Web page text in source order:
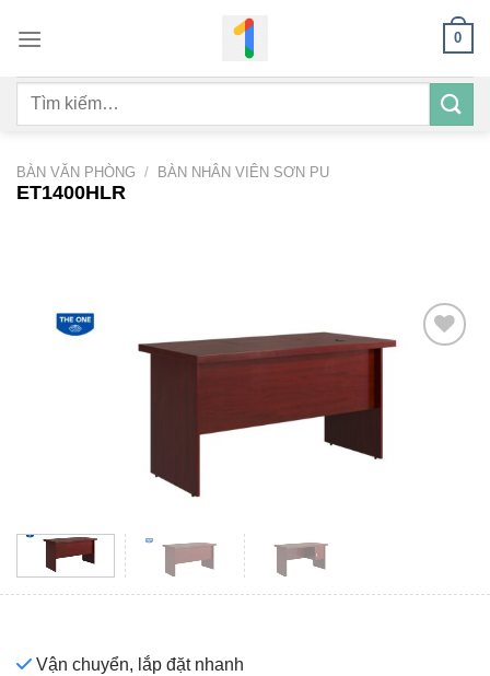
qua
dung
0
Tìm
BÀN VĂN PHÒNG / BÀN NHÂN VIÊN SƠN PU
ET1400HLR
Vận chuyển, lắp đặt nhanh